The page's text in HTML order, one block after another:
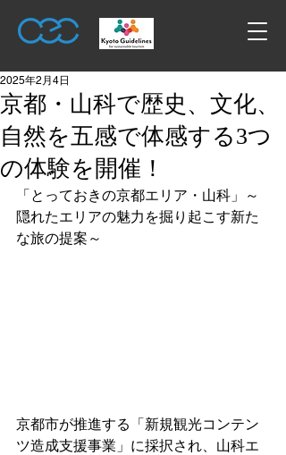
京都・山科で歴史、文化、
自然を五感で体感する3つ
の体験を開催！
2025年2月4日
「とっておきの京都エリア・山科」～
隠れたエリアの魅力を掘り起こす新た
な旅の提案～
京都市が推進する「新規観光コンテン
ツ造成支援事業」に採択され、山科エ